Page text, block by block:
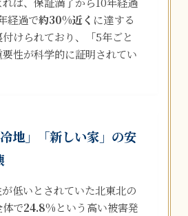
経過で約30%近く に達する
けられており、「5年ごと
性が科学的に証明されてい
地」「新しい家」の安
低いとされていた北東北の
で24.8%という高い被害発